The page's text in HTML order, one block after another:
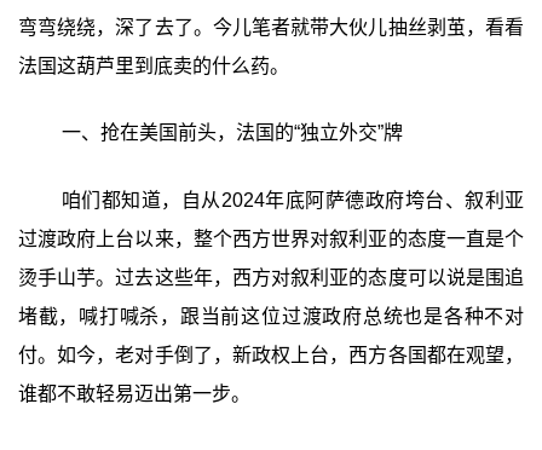
弯弯绕绕，深了去了。今儿笔者就带大伙儿抽丝剥茧，看看
法国这葫芦里到底卖的什么药。
一、抢在美国前头，法国的“独立外交”牌
咱们都知道，自从2024年底阿萨德政府垮台、叙利亚
过渡政府上台以来，整个西方世界对叙利亚的态度一直是个
烫手山芋。过去这些年，西方对叙利亚的态度可以说是围追
堵截，喊打喊杀，跟当前这位过渡政府总统也是各种不对
付。如今，老对手倒了，新政权上台，西方各国都在观望，
谁都不敢轻易迈出第一步。